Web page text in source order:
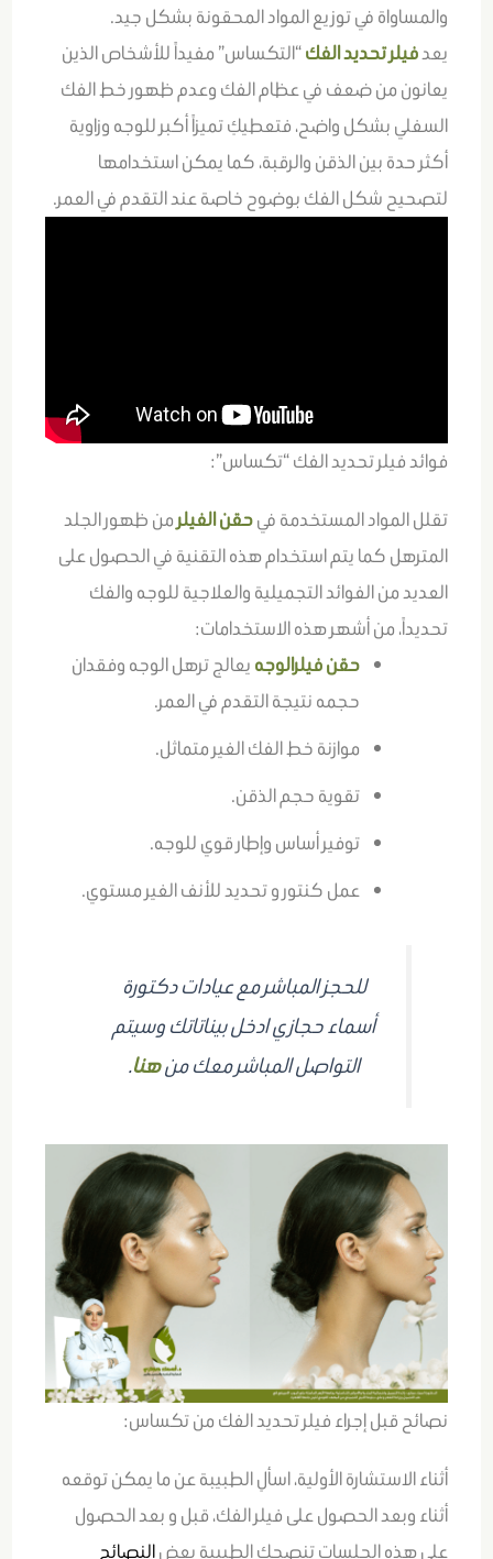
والمساواة في توزيع المواد المحقونة بشكل جيد.
يعدفيلر تحديد الفك“التكساس” مفيداً للأشخاص الذين
يعانون من ضعف في عظام الفك وعدم ظهور خط الفك
السفلي بشكل واضح، فتعطيكِ تميزاً أكبر للوجه وزاوية
أكثر حدة بين الذقن والرقبة، كما يمكن استخدامها
لتصحيح شكل الفك بوضوح خاصة عند التقدم في العمر.
فوائد فيلر تحديد الفك “تكساس”:
تقلل المواد المستخدمة فيحقن الفيلر من ظهور الجلد
المترهل كما يتم استخدام هذه التقنية في الحصول على
العديد من الفوائد التجميلية والعلاجية للوجه والفك
تحديداً، من أشهر هذه الاستخدامات:
حقن فيلرالوجه يعالج ترهل الوجه وفقدان
حجمه نتيجة التقدم في العمر.
موازنة خط الفك الغير متماثل.
تقوية حجم الذقن.
توفير أساس وإطار قوي للوجه.
عمل كنتور و تحديد للأنف الغير مستوي.
للحجز المباشر مع عيادات دكتورة
أسماء حجازي ادخل بيناتاتك وسيتم
التواصل المباشر معك منهنا.
نصائح قبل إجراء فيلر تحديد الفك من تكساس:
أثناء الاستشارة الأولية، اسألِ الطبيبة عن ما يمكن توقعه
أثناء وبعد الحصول على فيلر الفك، قبل و بعد الحصول
على هذه الجلسات تنصحك الطبيبة بعضالنصائح